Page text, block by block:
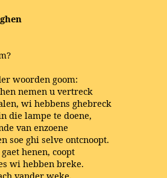
woorden goom:
nemen u vertreck
wi hebbens ghebreck
die lampe te doene,
van enzoene
soe ghi selve ontcnoopt.
henen, coopt
wi hebben breke.
vander weke,